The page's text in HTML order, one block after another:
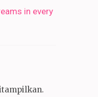
in every